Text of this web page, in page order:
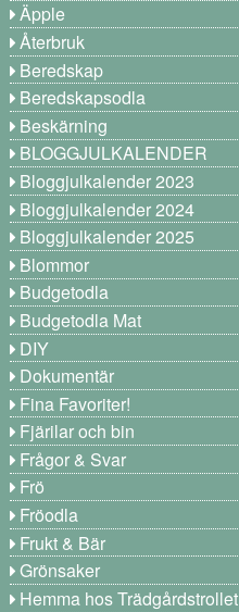
Äpple
Återbruk
Beredskap
Beredskapsodla
Beskärning
BLOGGJULKALENDER
Bloggjulkalender 2023
Bloggjulkalender 2024
Bloggjulkalender 2025
Blommor
Budgetodla
Budgetodla Mat
DIY
Dokumentär
Fina Favoriter!
Fjärilar och bin
Frågor & Svar
Frö
Fröodla
Frukt & Bär
Grönsaker
Hemma hos Trädgårdstrollet